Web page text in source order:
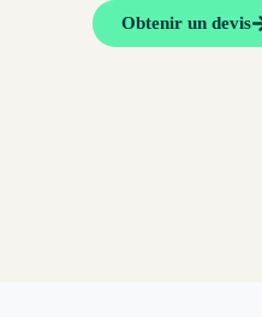
Obtenir un devis